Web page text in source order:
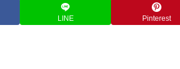
LINE Pinterest